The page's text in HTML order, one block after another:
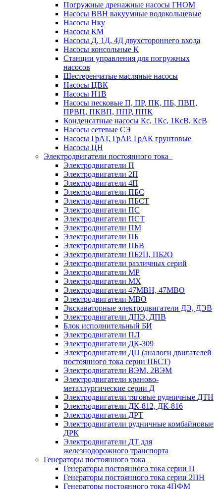
Погружные дренажные насосы ГНОМ
Насосы ВВН вакуумные водокольцевые
Насосы Нку
Насосы КМ
Насосы Д, 1Д, 4Д двухстороннего входа
Насосы консольные К
Станции управления для погружных
насосов
Шестеренчатые масляные насосы
Насосы ЦВК
Насосы Н1В
Насосы песковые П, ПР, ПК, ПБ, ПВП,
ПРВП, ПКВП, ППР, ППК
Конденсатные насосы Кс, 1Кс, 1КсВ, КсВ
Насосы сетевые СЭ
Насосы ГрАТ, ГрАР, ГрАК грунтовые
Насосы ЦН
Электродвигатели постоянного тока
Электродвигатели П
Электродвигатели 2П
Электродвигатели 4П
Электродвигатели ПБС
Электродвигатели ПБСТ
Электродвигатели ПС
Электродвигатели ПСТ
Электродвигатели ПМ
Электродвигатели ПБ
Электродвигатели ПБВ
Электродвигатели ПБ2П, ПБ2О
Электродвигатели различных серий
Электродвигатели МР
Электродвигатели MX
Электродвигатели 47MBH, 47МВО
Электродвигатели MBO
Экскаваторные электродвигатели ДЭ, ДЭВ
Электродвигатели ДПЭ, ДПВ
Блок исполнительный БИ
Электродвигатели ПЛ
Электродвигатели ДК-309
Электродвигатели ДП (аналоги двигателей
постоянного тока серии ПБСТ)
Электродвигатели ВЭМ, 2ВЭМ
Электродвигатели краново-
металлургические серии Д
Электродвигатели тяговые рудничные ДТН
Электродвигатели ДК-812, ДК-816
Электродвигатели ДРТ
Электродвигатели рудничные комбайновые
ДРК
Электродвигатели ДТ для
железнодорожного транспорта
Генераторы постоянного тока
Генераторы постоянного тока серии П
Генераторы постоянного тока серии 2ПН
Генераторы постоянного тока 4ПФМ